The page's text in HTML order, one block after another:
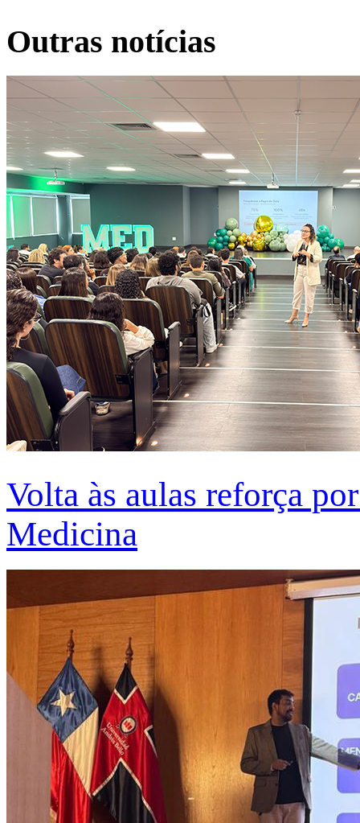
Outras notícias
Volta às aulas reforça
Medicina